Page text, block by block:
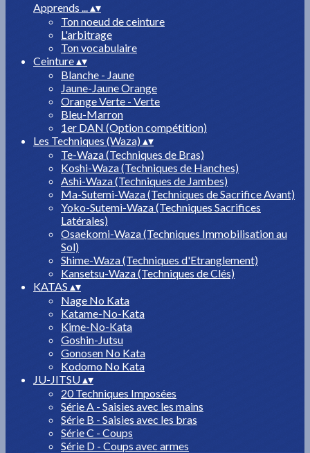
Apprends ...▴▾
Ton noeud de ceinture
L'arbitrage
Ton vocabulaire
Ceinture▴▾
Blanche - Jaune
Jaune-Jaune Orange
Orange Verte - Verte
Bleu-Marron
1er DAN (Option compétition)
Les Techniques (Waza) ▴▾
Te-Waza (Techniques de Bras)
Koshi-Waza (Techniques de Hanches)
Ashi-Waza (Techniques de Jambes)
Ma-Sutemi-Waza (Techniques de Sacrifice Avant)
Yoko-Sutemi-Waza (Techniques Sacrifices
Latérales)
Osaekomi-Waza (Techniques Immobilisation au
Sol)
Shime-Waza (Techniques d'Etranglement)
Kansetsu-Waza (Techniques de Clés)
KATAS ▴▾
Nage No Kata
Katame-No-Kata
Kime-No-Kata
Goshin-Jutsu
Gonosen No Kata
Kodomo No Kata
JU-JITSU▴▾
20 Techniques Imposées
Série A - Saisies avec les mains
Série B - Saisies avec les bras
Série C - Coups
Série D - Coups avec armes